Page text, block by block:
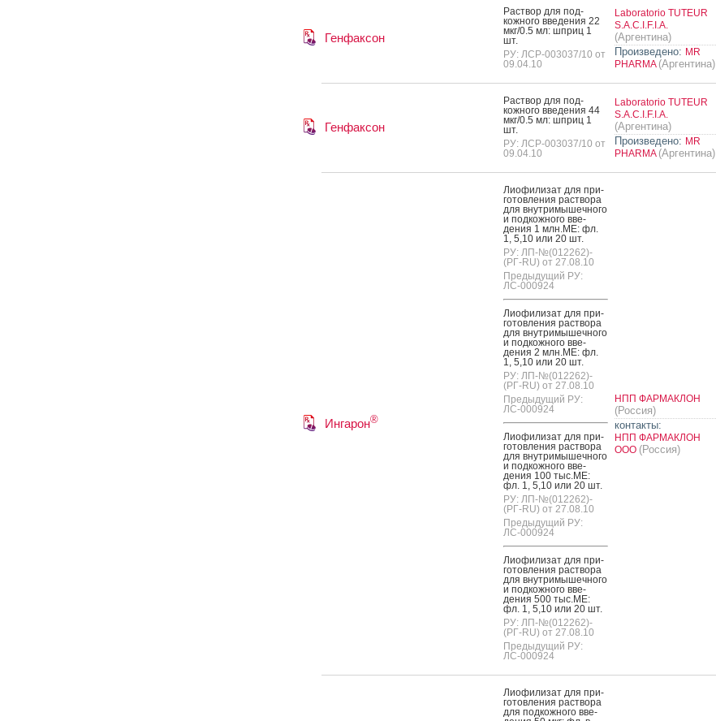
Генфаксон
Рас­твор для под­
кожно­го вве­дения 22
мкг/0.5 мл: шприц 1
шт.
РУ: ЛСР-003037/10 от
09.04.10
Laboratorio TUTEUR
S.A.C.I.F.I.A.
(Аргентина)
Произведено: MR
PHARMA (Аргентина)
Генфаксон
Рас­твор для под­
кожно­го вве­дения 44
мкг/0.5 мл: шприц 1
шт.
РУ: ЛСР-003037/10 от
09.04.10
Laboratorio TUTEUR
S.A.C.I.F.I.A.
(Аргентина)
Произведено: MR
PHARMA (Аргентина)
Ингарон®
Ли­офи­лизат для при­
готов­ле­ния рас­тво­ра
для внут­ри­мышеч­но­го
и под­кожно­го вве­
дения 1 млн.МЕ: фл.
1, 5,10 или 20 шт.
РУ: ЛП-№(012262)-
(РГ-RU) от 27.08.10
Предыдущий РУ:
ЛС-000924
Ли­офи­лизат для при­
готов­ле­ния рас­тво­ра
для внут­ри­мышеч­но­го
и под­кожно­го вве­
дения 2 млн.МЕ: фл.
1, 5,10 или 20 шт.
РУ: ЛП-№(012262)-
(РГ-RU) от 27.08.10
Предыдущий РУ:
ЛС-000924
Ли­офи­лизат для при­
готов­ле­ния рас­тво­ра
для внут­ри­мышеч­но­го
и под­кожно­го вве­
дения 100 тыс.МЕ:
фл. 1, 5,10 или 20 шт.
РУ: ЛП-№(012262)-
(РГ-RU) от 27.08.10
Предыдущий РУ:
ЛС-000924
Ли­офи­лизат для при­
готов­ле­ния рас­тво­ра
для внут­ри­мышеч­но­го
и под­кожно­го вве­
дения 500 тыс.МЕ:
фл. 1, 5,10 или 20 шт.
РУ: ЛП-№(012262)-
(РГ-RU) от 27.08.10
Предыдущий РУ:
ЛС-000924
НПП ФАРМАКЛОН
(Россия)
контакты:
НПП ФАРМАКЛОН
ООО (Россия)
Ли­офи­лизат для при­
готов­ле­ния рас­тво­ра
для под­кожно­го вве­